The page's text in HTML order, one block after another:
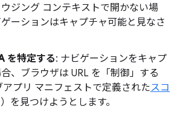
ジング コンテキストで開かない場
ーションはキャプチャ可能と見なさ
を特定する: ナビゲーションをキャプ
、ブラウザは URL を「制御」する
アプリ マニフェストで定義されたスコ
を見つけようとします。